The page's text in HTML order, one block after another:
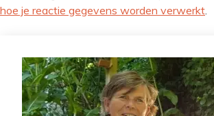
hoe je reactie gegevens worden verwerkt.